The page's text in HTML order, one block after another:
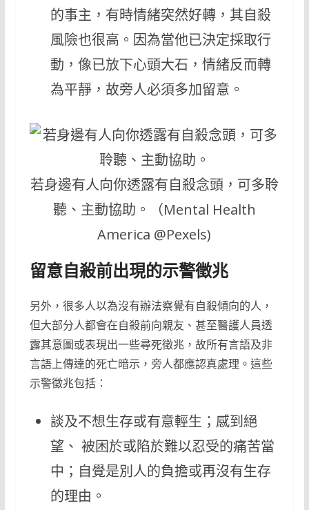
的事主，有時情緒突然好轉，其自殺
風險也很高。因為當他已決定採取行
動，像已放下心頭大石，情緒反而轉
為平靜，故旁人必須多加留意。
若身邊有人向你透露有自殺念頭，可多聆
聽、主動協助。（Mental Health
America @Pexels)
留意自殺前出現的示警徵兆
另外，很多人以為沒有辦法察覺有自殺傾向的人，
但大部分人都會在自殺前向親友、甚至醫護人員透
露其意圖或表現出一些尋死徵兆，故所有言語及非
言語上傳達的死亡暗示，旁人都應認真處理。這些
示警徵兆包括：
談及不想生存或有意輕生；感到絕
望、 被困於或陷於難以忍受的痛苦當
中；自覺是別人的負擔或再沒有生存
的理由。